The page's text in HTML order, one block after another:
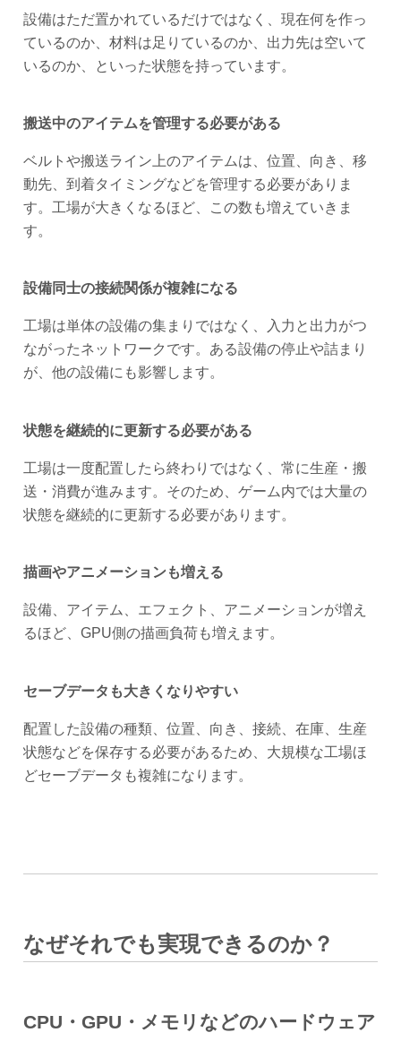
設備はただ置かれているだけではなく、現在何を作っ
ているのか、材料は足りているのか、出力先は空いて
いるのか、といった状態を持っています。
搬送中のアイテムを管理する必要がある
ベルトや搬送ライン上のアイテムは、位置、向き、移
動先、到着タイミングなどを管理する必要がありま
す。工場が大きくなるほど、この数も増えていきま
す。
設備同士の接続関係が複雑になる
工場は単体の設備の集まりではなく、入力と出力がつ
ながったネットワークです。ある設備の停止や詰まり
が、他の設備にも影響します。
状態を継続的に更新する必要がある
工場は一度配置したら終わりではなく、常に生産・搬
送・消費が進みます。そのため、ゲーム内では大量の
状態を継続的に更新する必要があります。
描画やアニメーションも増える
設備、アイテム、エフェクト、アニメーションが増え
るほど、GPU側の描画負荷も増えます。
セーブデータも大きくなりやすい
配置した設備の種類、位置、向き、接続、在庫、生産
状態などを保存する必要があるため、大規模な工場ほ
どセーブデータも複雑になります。
なぜそれでも実現できるのか？
CPU・GPU・メモリなどのハードウェア